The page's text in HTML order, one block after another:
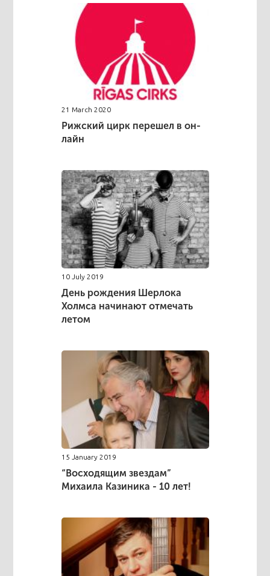
21 March 2020
Рижский цирк перешел в он-
лайн
10 July 2019
День рождения Шерлока
Холмса начинают отмечать
летом
15 January 2019
“Восходящим звездам”
Михаила Казиника - 10 лет!